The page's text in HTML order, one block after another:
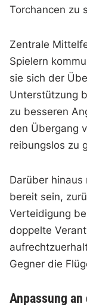
Torchancen zu
Zentrale
Spielern
sie sich der
Unterstützung
zu besseren
den Übergang
reibungslos zu
Darüber
bereit sein,
Verteidigung
doppelte
Gegner die
Anpassung